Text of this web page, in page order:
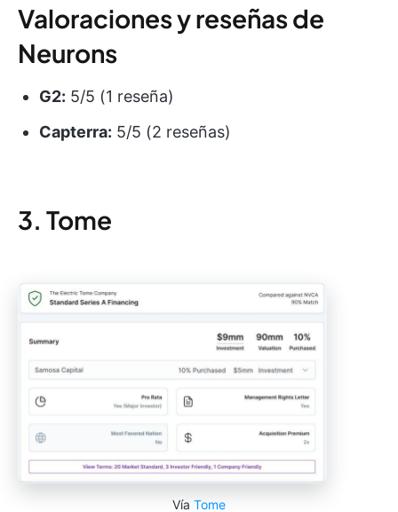
Valoraciones y reseñas de
Neurons
G2: 5/5 (1 reseña)
Capterra: 5/5 (2 reseñas)
3. Tome
Vía Tome